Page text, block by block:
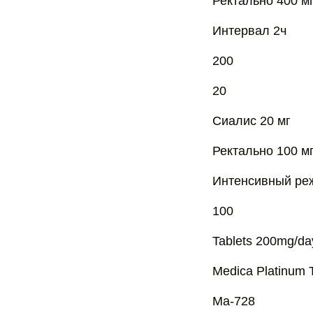
Интервал 2ч
200
20
Сиалис 20 мг
Ректально 100 мг
Интенсивный
100
Tablets 200mg/
Medica Platinum
Ma-728